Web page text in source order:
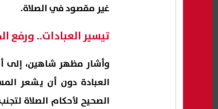
غير مقصود في الصلاة.
تيسير العبادات.. ورفع
وأشار مظهر شاهين، إلى
العبادة دون أن يشعر
الصحيح لأحكام الصلاة